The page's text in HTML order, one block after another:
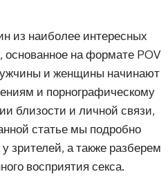
из наиболее интересных
основанное на формате POV
и женщины начинают
и порнографическому
близости и личной связи,
статье мы подробно
зрителей, а также разберем
восприятия секса.